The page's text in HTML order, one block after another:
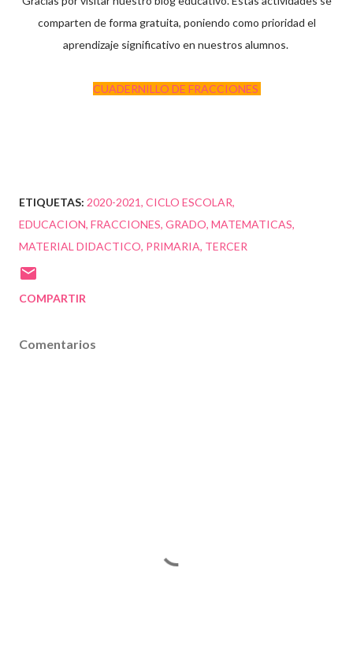
comparten de forma gratuita, poniendo como prioridad el
aprendizaje significativo en nuestros alumnos.
CUADERNILLO DE FRACCIONES
ETIQUETAS: 2020-2021 CICLO ESCOLAR
EDUCACION FRACCIONES GRADO MATEMATICAS
MATERIAL DIDACTICO PRIMARIA TERCER
COMPARTIR
Comentarios